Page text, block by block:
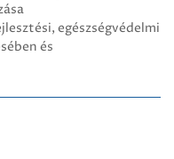
egészségvédelmi
és